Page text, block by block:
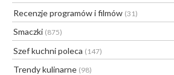
Recenzje programów i filmów (31)
Smaczki (875)
Szef kuchni poleca (147)
Trendy kulinarne (98)